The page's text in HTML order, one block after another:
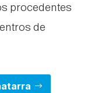
procedentes
de